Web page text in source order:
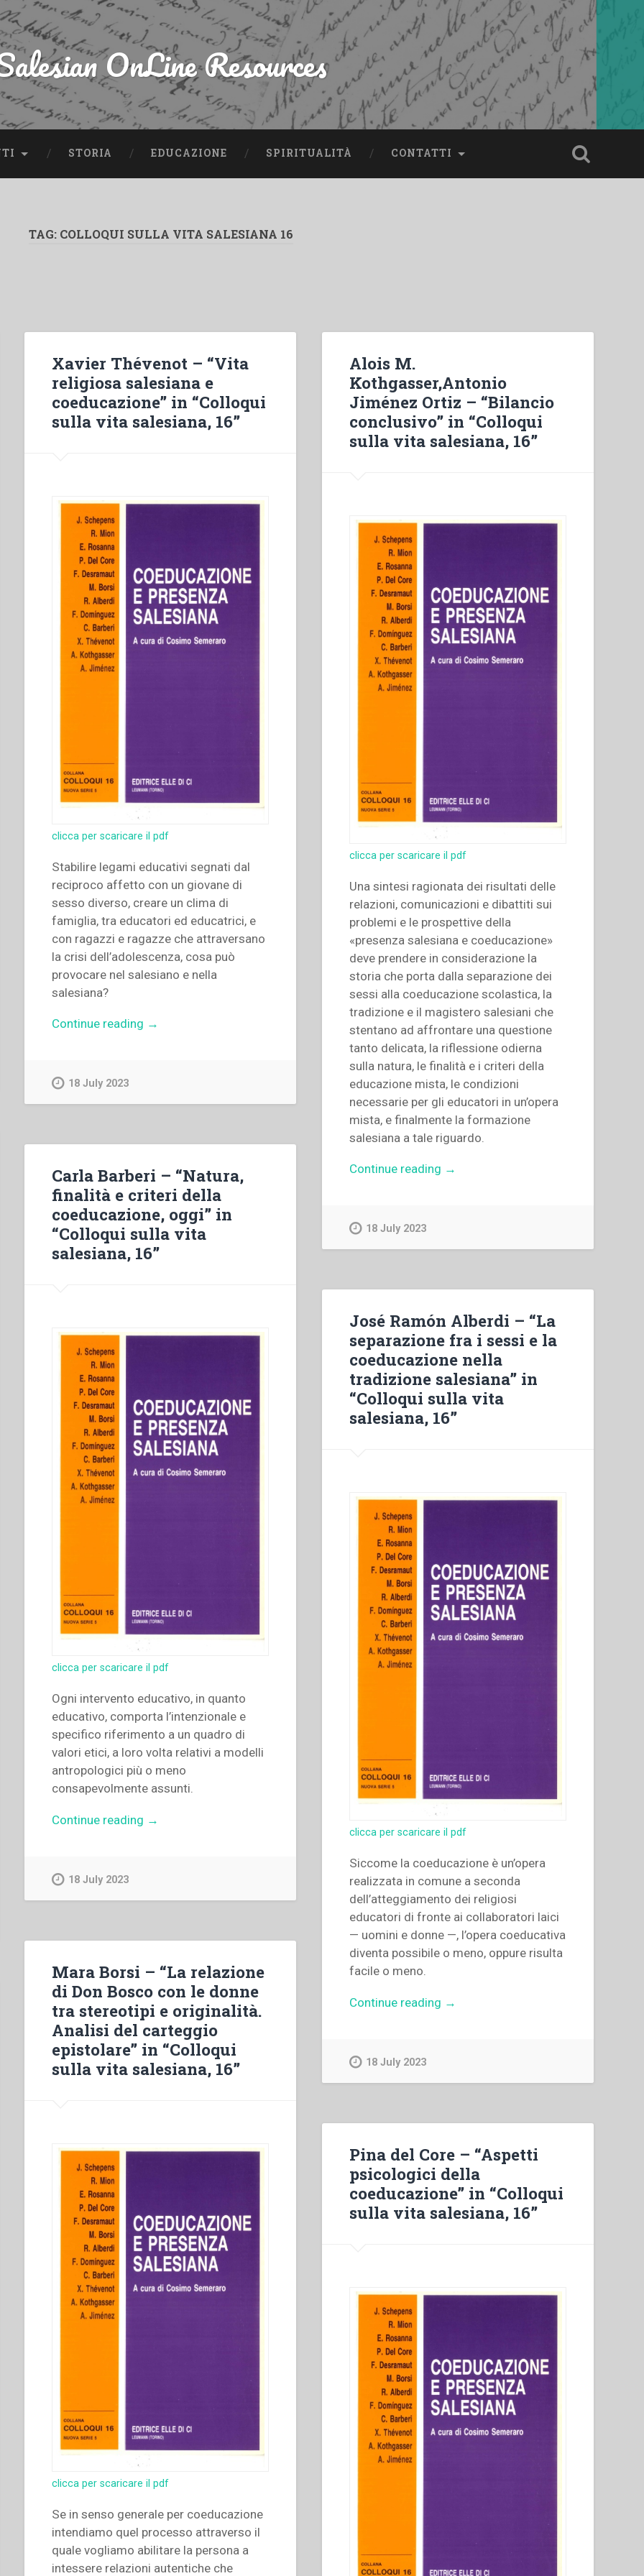
OnLine Resources
STORIA EDUCAZIONE SPIRITUALITÀ CONTATTI
TAG: COLLOQUI SULLA VITA SALESIANA 16
Xavier Thévenot – “Vita
religiosa salesiana e
coeducazione” in “Colloqui
sulla vita salesiana, 16”
clicca per scaricare il pdf
Stabilire legami educativi segnati dal
reciproco affetto con un giovane di
sesso diverso, creare un clima di
famiglia, tra educatori ed educatrici, e
con ragazzi e ragazze che attraversano
la crisi dell’adolescenza, cosa può
provocare nel salesiano e nella
salesiana?
Continue reading “Xavier
coeducazione”
in
“Colloqui
sulla
vita
salesiana,
16””
→
18 July 2023
Alois M.
Kothgasser,Antonio
Jiménez Ortiz – “Bilancio
conclusivo” in “Colloqui
sulla vita salesiana, 16”
clicca per scaricare il pdf
Una sintesi ragionata dei risultati delle
relazioni, comunicazioni e dibattiti sui
problemi e le prospettive della
«presenza salesiana e coeducazione»
deve prendere in considerazione la
storia che porta dalla separazione dei
sessi alla coeducazione scolastica, la
tradizione e il magistero salesiani che
stentano ad affrontare una questione
tanto delicata, la riflessione odierna
sulla natura, le finalità e i criteri della
educazione mista, le condizioni
necessarie per gli educatori in un’opera
mista, e finalmente la formazione
salesiana a tale riguardo.
Continue reading “Alois
conclusivo”
“Colloqui
sulla
vita
salesiana,
16””
→
18 July 2023
Carla Barberi – “Natura,
finalità e criteri della
coeducazione, oggi” in
“Colloqui sulla vita
salesiana, 16”
clicca per scaricare il pdf
Ogni intervento educativo, in quanto
educativo, comporta l’intenzionale e
specifico riferimento a un quadro di
valori etici, a loro volta relativi a modelli
antropologici più o meno
consapevolmente assunti.
Continue reading “Carla
della
coeducazione,
oggi”
in
“Colloqui
sulla
vita
salesiana,
→
18 July 2023
José Ramón Alberdi – “La
separazione fra i sessi e la
coeducazione nella
tradizione salesiana” in
“Colloqui sulla vita
salesiana, 16”
clicca per scaricare il pdf
Siccome la coeducazione è un’opera
realizzata in comune a seconda
dell’atteggiamento dei religiosi
educatori di fronte ai collaboratori laici
— uomini e donne —, l’opera coeducativa
diventa possibile o meno, oppure risulta
facile o meno.
Continue reading “José
i
e
la
coeducazione
nella
“Colloqui
16””
→
18 July 2023
Mara Borsi – “La relazione
di Don Bosco con le donne
tra stereotipi e originalità.
Analisi del carteggio
epistolare” in “Colloqui
sulla vita salesiana, 16”
clicca per scaricare il pdf
Se in senso generale per coeducazione
intendiamo quel processo attraverso il
quale vogliamo abilitare la persona a
intessere relazioni autentiche che
Pina del Core – “Aspetti
psicologici della
coeducazione” in “Colloqui
sulla vita salesiana, 16”